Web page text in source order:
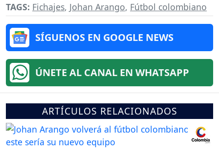
TAGS: Fichajes, Johan Arango, Fútbol colombiano
SÍGUENOS EN GOOGLE NEWS
ÚNETE AL CANAL EN WHATSAPP
ARTÍCULOS RELACIONADOS